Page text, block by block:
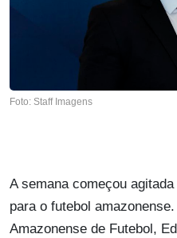
Foto: Staff Imagens
A semana começou
para o futebol
Amazonense de Futebol,